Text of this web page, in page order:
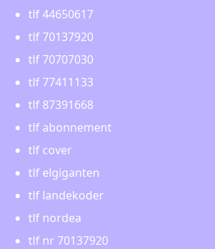
tlf 44650617
tlf 70137920
tlf 70707030
tlf 77411133
tlf 87391668
tlf abonnement
tlf cover
tlf elgiganten
tlf landekoder
tlf nordea
tlf nr 70137920